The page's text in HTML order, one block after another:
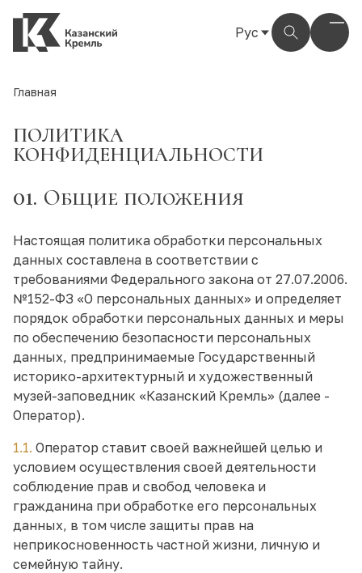
Рус
Главная
ПОЛИТИКА
КОНФИДЕНЦИАЛЬНОСТИ
01. Общие положения
Настоящая политика обработки персональных
данных составлена в соответствии с
требованиями Федерального закона от 27.07.2006.
№152-ФЗ «О персональных данных» и определяет
порядок обработки персональных данных и меры
по обеспечению безопасности персональных
данных, предпринимаемые Государственный
историко-архитектурный и художественный
музей-заповедник «Казанский Кремль» (далее -
Оператор).
1.1. Оператор ставит своей важнейшей целью и
условием осуществления своей деятельности
соблюдение прав и свобод человека и
гражданина при обработке его персональных
данных, в том числе защиты прав на
неприкосновенность частной жизни, личную и
семейную тайну.